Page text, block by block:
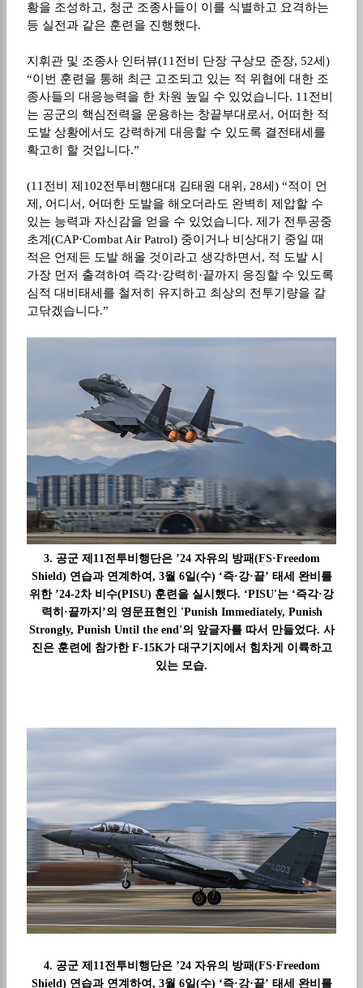
황을 조성하고, 청군 조종사들이 이를 식별하고 요격하는
등 실전과 같은 훈련을 진행했다.
지휘관 및 조종사 인터뷰(11전비 단장 구상모 준장, 52세 )
“이번 훈련을 통해 최근 고조되고 있는 적 위협에 대한 조
종사들의 대응능력을 한 차원 높일 수 있었습니다. 11전비
는 공군의 핵심전력을 운용하는 창끝부대로서 , 어떠한 적
도발 상황에서도 강력하게 대응할 수 있도록 결전태세를
확고히 할 것입니다.”
(11전비 제 102전투비행대대 김태원 대위 , 28세 ) “적이 언
제 , 어디서 , 어떠한 도발을 해오더라도 완벽히 제압할 수
있는 능력과 자신감을 얻을 수 있었습니다. 제가 전투공중
초계 (CAP·Combat Air Patrol) 중이거나 비상대기 중일 때
적은 언제든 도발 해올 것이라고 생각하면서 , 적 도발 시
가장 먼저 출격하여 즉각·강력히 ·끝까지 응징할 수 있도록
심적 대비태세를 철저히 유지하고 최상의 전투기량을 갈
고닦겠습니다.”
3. 공군 제11전투비행단은 ’24 자유의 방패(FS·Freedom
Shield) 연습과 연계하여, 3월 6일(수) ‘즉·강·끝’ 태세 완비를
위한 ’24-2차 비수(PISU) 훈련을 실시했다. ‘PISU'는 ‘즉각·강
력히·끝까지’의 영문표현인 'Punish Immediately, Punish
Strongly, Punish Until the end'의 앞글자를 따서 만들었다. 사
진은 훈련에 참가한 F-15K가 대구기지에서 힘차게 이륙하고
있는 모습.
4. 공군 제11전투비행단은 ’24 자유의 방패(FS·Freedom
Shield) 연습과 연계하여, 3월 6일(수) ‘즉·강·끝’ 태세 완비를